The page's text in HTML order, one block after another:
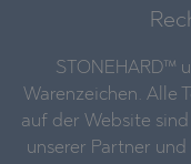
STONEHARD™
Warenzeichen. Alle
auf der Website
unserer Partner